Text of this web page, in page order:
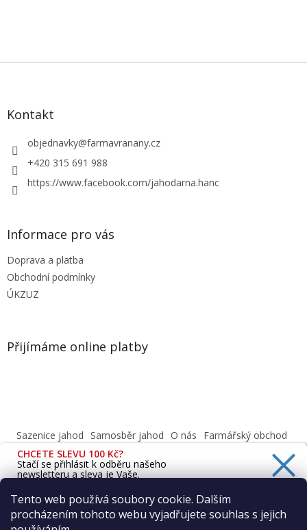
Tento web používá soubory cookie. Dalším
procházením tohoto webu vyjadřujete souhlas s jejich
Z
Kontakt
objednavky@farmavranany.cz
+420 315 691 988
https://www.facebook.com/jahodarna.hanc
Informace pro vás
Doprava a platba
Obchodní podmínky
ÚKZUZ
Přijímáme online platby
Sazenice jahod Samosběr jahod O nás
Farmářský obchod
Obchodní podmínky
Informace o ochraně osobních údajů dle GDPR
Cafenavysluni.cz - Objednat a vyzvednout
CHCETE SLEVU 100 Kč?
Stačí se přihlásit k odběru našeho
newsletteru a sleva je Vaše.
Ano, chci se přihlásit